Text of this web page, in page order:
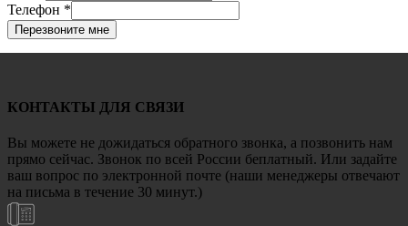
Телефон *
Перезвоните мне
КОНТАКТЫ ДЛЯ СВЯЗИ
Вы можете не дожидаться обратного звонка, а позвонить нам
прямо сейчас. Звонок по всей России беплатный. Или задайте
ваш вопрос по электронной почте (наши менеджеры отвечают
на письма в течение 30 минут.)